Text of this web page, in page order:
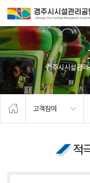
경주시시설관
고객참여
적